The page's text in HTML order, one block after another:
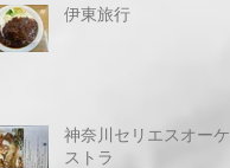
伊東旅行
神奈川セリエスオーケ
ストラ